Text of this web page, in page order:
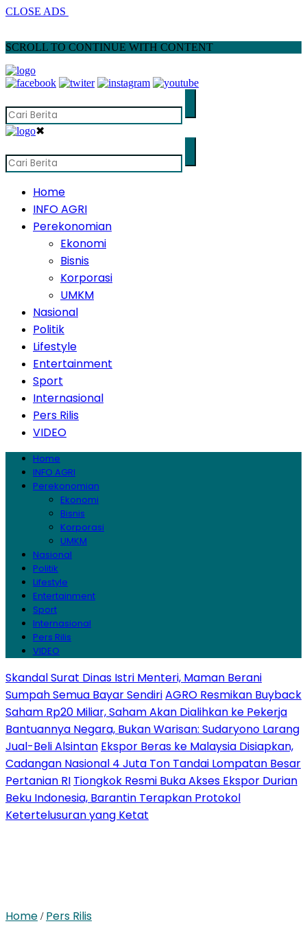
CLOSE ADS
SCROLL TO CONTINUE WITH CONTENT
✖
Home
INFO AGRI
Perekonomian
Ekonomi
Bisnis
Korporasi
UMKM
Nasional
Politik
Lifestyle
Entertainment
Sport
Internasional
Pers Rilis
VIDEO
Home
INFO AGRI
Perekonomian
Ekonomi
Bisnis
Korporasi
UMKM
Nasional
Politik
Lifestyle
Entertainment
Sport
Internasional
Pers Rilis
VIDEO
Skandal Surat Dinas Istri Menteri, Maman Berani
Sumpah Semua Bayar SendiriAGRO Resmikan Buyback
Saham Rp20 Miliar, Saham Akan Dialihkan ke Pekerja
Bantuannya Negara, Bukan Warisan: Sudaryono Larang
Jual-Beli Alsintan Ekspor Beras ke Malaysia Disiapkan,
Cadangan Nasional 4 Juta Ton Tandai Lompatan Besar
Pertanian RI Tiongkok Resmi Buka Akses Ekspor Durian
Beku Indonesia, Barantin Terapkan Protokol
Ketertelusuran yang Ketat
Home / Pers Rilis